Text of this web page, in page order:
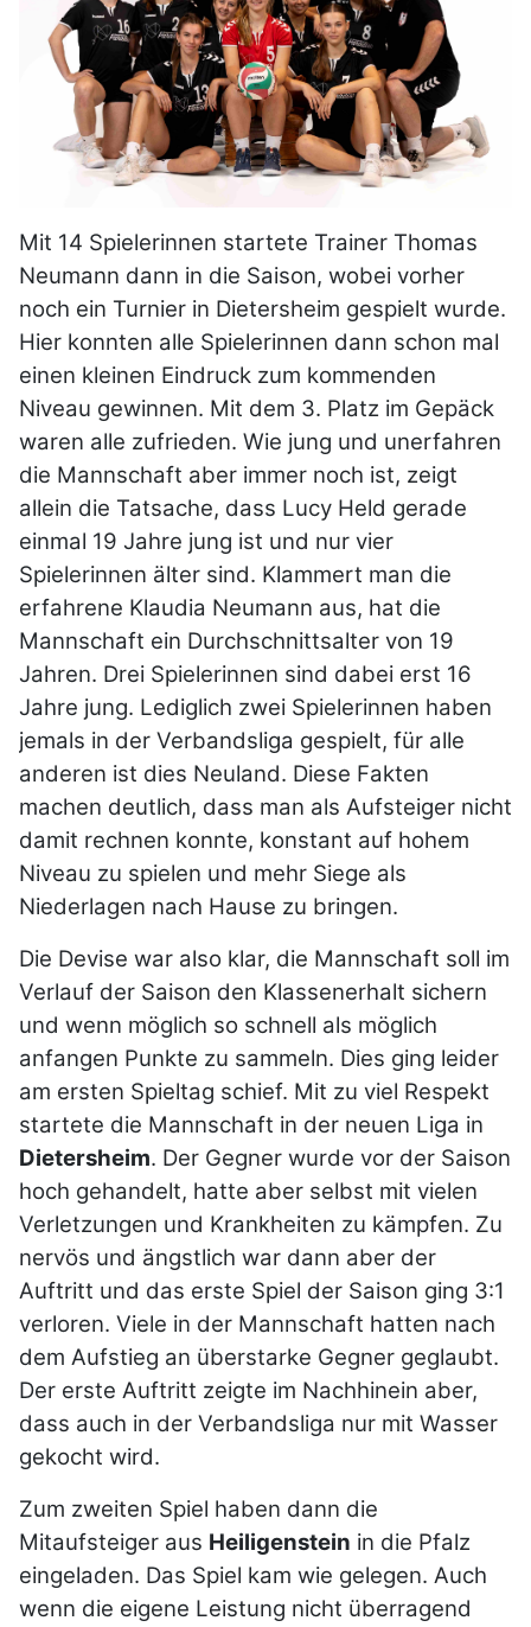
Mit 14 Spielerinnen startete Trainer Thomas
Neumann dann in die Saison, wobei vorher
noch ein Turnier in Dietersheim gespielt wurde.
Hier konnten alle Spielerinnen dann schon mal
einen kleinen Eindruck zum kommenden
Niveau gewinnen. Mit dem 3. Platz im Gepäck
waren alle zufrieden. Wie jung und unerfahren
die Mannschaft aber immer noch ist, zeigt
allein die Tatsache, dass Lucy Held gerade
einmal 19 Jahre jung ist und nur vier
Spielerinnen älter sind. Klammert man die
erfahrene Klaudia Neumann aus, hat die
Mannschaft ein Durchschnittsalter von 19
Jahren. Drei Spielerinnen sind dabei erst 16
Jahre jung. Lediglich zwei Spielerinnen haben
jemals in der Verbandsliga gespielt, für alle
anderen ist dies Neuland. Diese Fakten
machen deutlich, dass man als Aufsteiger nicht
damit rechnen konnte, konstant auf hohem
Niveau zu spielen und mehr Siege als
Niederlagen nach Hause zu bringen.
Die Devise war also klar, die Mannschaft soll im
Verlauf der Saison den Klassenerhalt sichern
und wenn möglich so schnell als möglich
anfangen Punkte zu sammeln. Dies ging leider
am ersten Spieltag schief. Mit zu viel Respekt
startete die Mannschaft in der neuen Liga in
Dietersheim. Der Gegner wurde vor der Saison
hoch gehandelt, hatte aber selbst mit vielen
Verletzungen und Krankheiten zu kämpfen. Zu
nervös und ängstlich war dann aber der
Auftritt und das erste Spiel der Saison ging 3:1
verloren. Viele in der Mannschaft hatten nach
dem Aufstieg an überstarke Gegner geglaubt.
Der erste Auftritt zeigte im Nachhinein aber,
dass auch in der Verbandsliga nur mit Wasser
gekocht wird.
Zum zweiten Spiel haben dann die
Mitaufsteiger aus Heiligenstein in die Pfalz
eingeladen. Das Spiel kam wie gelegen. Auch
wenn die eigene Leistung nicht überragend